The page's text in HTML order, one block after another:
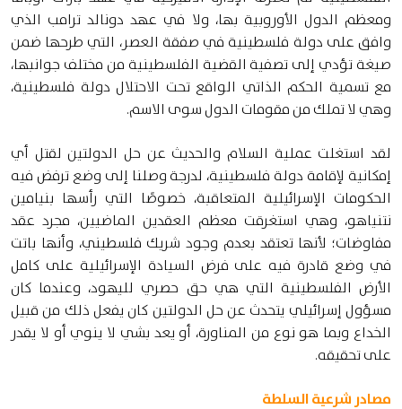
ومعظم الدول الأوروبية بها، ولا في عهد دونالد ترامب الذي
وافق على دولة فلسطينية في صفقة العصر، التي طرحها ضمن
صيغة تؤدي إلى تصفية القضية الفلسطينية من مختلف جوانبها،
مع تسمية الحكم الذاتي الواقع تحت الاحتلال دولة فلسطينية،
وهي لا تملك من مقومات الدول سوى الاسم.
لقد استغلت عملية السلام والحديث عن حل الدولتين لقتل أي
إمكانية لإقامة دولة فلسطينية، لدرجة وصلنا إلى وضع ترفض فيه
الحكومات الإسرائيلية المتعاقبة، خصوصًا التي رأسها بنيامين
نتنياهو، وهي استغرقت معظم العقدين الماضيين، مجرد عقد
مفاوضات؛ لأنها تعتقد بعدم وجود شريك فلسطيني، وأنها باتت
في وضع قادرة فيه على فرض السيادة الإسرائيلية على كامل
الأرض الفلسطينية التي هي حق حصري لليهود، وعندما كان
مسؤول إسرائيلي يتحدث عن حل الدولتين كان يفعل ذلك من قبيل
الخداع وبما هو نوع من المناورة، أو يعد بشي لا ينوي أو لا يقدر
على تحقيقه.
مصادر شرعية السلطة